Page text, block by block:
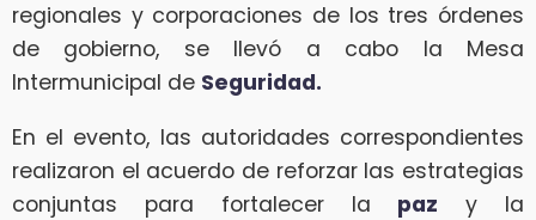
regionales y corporaciones de los tres órdenes
de gobierno, se llevó a cabo la Mesa
Intermunicipal de Seguridad.
En el evento, las autoridades correspondientes
realizaron el acuerdo de reforzar las estrategias
conjuntas para fortalecer la paz y la